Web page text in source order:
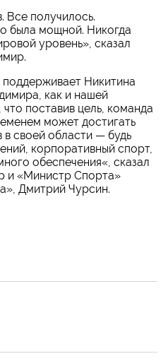
Все получилось.
была мощной. Никогда
уровень», сказал
Никитина
как и нашей
поставив цель, команда
может достигать
в своей области — будь
корпоративный спорт,
обеспечения«, сказал
и «Министр Спорта»
Дмитрий Чурсин.